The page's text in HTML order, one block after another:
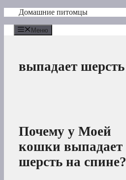
Перейти
содержимому
Домашние питомцы
Меню
выпадает шерсть
Почему у Моей
кошки выпадает
шерсть на спине?